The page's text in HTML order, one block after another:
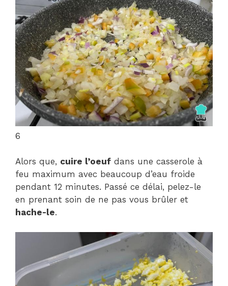
6
Alors que, cuire l’oeuf dans une casserole à
feu maximum avec beaucoup d’eau froide
pendant 12 minutes. Passé ce délai, pelez-le
en prenant soin de ne pas vous brûler et
hache-le.